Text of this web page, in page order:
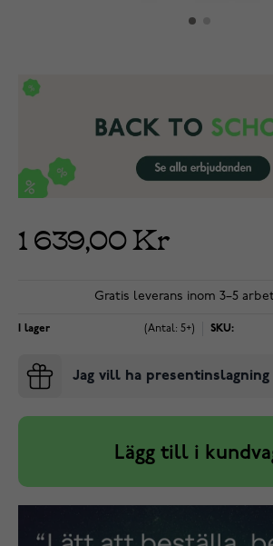
1 639,00 Kr
Gratis leverans inom 3–5
I lager (Antal: 5+) SKU:
Jag vill ha presentinslagning
Lägg till i